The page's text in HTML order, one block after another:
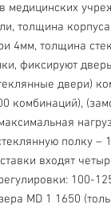
медицинских
толщина
4мм, толщина
фиксируют
двери)
комбинаций),
полку –
входят
100-
MD 1 1650